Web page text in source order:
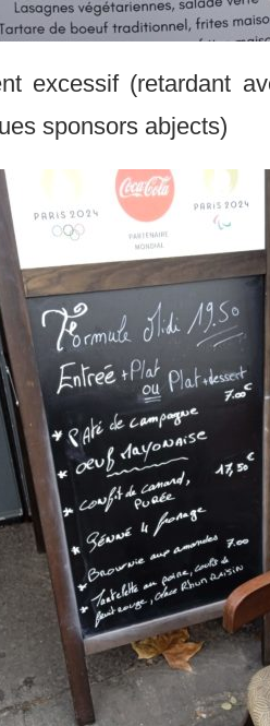
excessif (retardant
sponsors abjects)